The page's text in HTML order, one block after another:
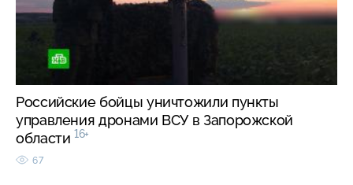
Российские бойцы уничтожили пункты
управления дронами ВСУ в Запорожской
области 16+
67